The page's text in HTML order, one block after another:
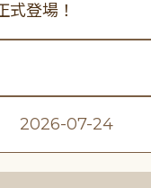
式登場！
2026-07-24